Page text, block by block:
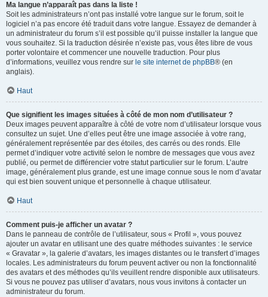
Ma langue n’apparaît pas dans la liste !
Soit les administrateurs n’ont pas installé votre langue sur le forum, soit le
logiciel n’a pas encore été traduit dans votre langue. Essayez de demander à
un administrateur du forum s’il est possible qu’il puisse installer la langue que
vous souhaitez. Si la traduction désirée n’existe pas, vous êtes libre de vous
porter volontaire et commencer une nouvelle traduction. Pour plus
d’informations, veuillez vous rendre sur le site internet de phpBB® (en
anglais).
Haut
Que signifient les images situées à côté de mon nom d’utilisateur ?
Deux images peuvent apparaître à côté de votre nom d’utilisateur lorsque vous
consultez un sujet. Une d’elles peut être une image associée à votre rang,
généralement représentée par des étoiles, des carrés ou des ronds. Elle
permet d’indiquer votre activité selon le nombre de messages que vous avez
publié, ou permet de différencier votre statut particulier sur le forum. L’autre
image, généralement plus grande, est une image connue sous le nom d’avatar
qui est bien souvent unique et personnelle à chaque utilisateur.
Haut
Comment puis-je afficher un avatar ?
Dans le panneau de contrôle de l’utilisateur, sous « Profil », vous pouvez
ajouter un avatar en utilisant une des quatre méthodes suivantes : le service
« Gravatar », la galerie d’avatars, les images distantes ou le transfert d’images
locales. Les administrateurs du forum peuvent activer ou non la fonctionnalité
des avatars et des méthodes qu’ils veuillent rendre disponible aux utilisateurs.
Si vous ne pouvez pas utiliser d’avatars, nous vous invitons à contacter un
administrateur du forum.